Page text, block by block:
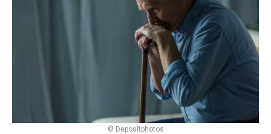
© Depositphotos